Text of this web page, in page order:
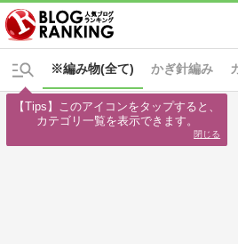
※編み物(全て) かぎ針編み
【Tips】このアイコンをタップすると、
カテゴリ一覧を表示できます。
閉じる